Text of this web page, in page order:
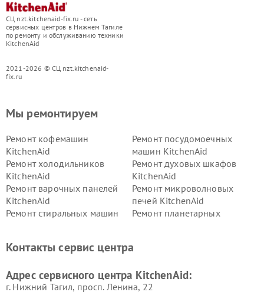
СЦ nzt.kitchenaid-fix.ru - сеть
сервисных центров в Нижнем Тагиле
по ремонту и обслуживанию техники
KitchenAid
2021-2026 © СЦ nzt.kitchenaid-
fix.ru
Мы ремонтируем
Ремонт кофемашин
KitchenAid
Ремонт посудомоечных
машин KitchenAid
Ремонт холодильников
KitchenAid
Ремонт духовых шкафов
KitchenAid
Ремонт варочных панелей
KitchenAid
Ремонт микроволновых
печей KitchenAid
Ремонт стиральных машин
Ремонт планетарных
Контакты сервис центра
Адрес сервисного центра KitchenAid:
г. Нижний Тагил, просп. Ленина, 22